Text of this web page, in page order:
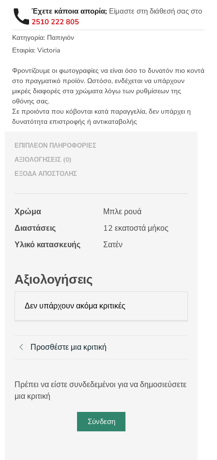
αυξομείωση
12εκ
μπλε
ρουά
ποσότητα
Έχετε κάποια απορία; Είμαστε στη διάθεσή σας στο
2510 222 805
Κατηγορία: Παπιγιόν
Εταιρία: Victoria
Φροντίζουμε οι φωτογραφίες να είναι όσο το δυνατόν πιο κοντά
στο πραγματικό προϊόν. Ωστόσο, ενδέχεται να υπάρχουν
μικρές διαφορές στα χρώματα λόγω των ρυθμίσεων της
οθόνης σας.
Σε προιόντα που κόβονται κατά παραγγελία, δεν υπάρχει η
δυνατότητα επιστροφής ή αντικαταβολής
ΕΠΙΠΛΈΟΝ ΠΛΗΡΟΦΟΡΊΕΣ
ΑΞΙΟΛΟΓΉΣΕΙΣ (0)
ΈΞΟΔΑ ΑΠΟΣΤΟΛΉΣ
Χρώμα
Μπλε ρουά
Διαστάσεις
12 εκατοστά μήκος
Υλικό κατασκευής
Σατέν
Αξιολογήσεις
Δεν υπάρχουν ακόμα κριτικές
Προσθέστε μια κριτική
Πρέπει να είστε συνδεδεμένοι για να δημοσιεύσετε
μια κριτική
Σύνδεση